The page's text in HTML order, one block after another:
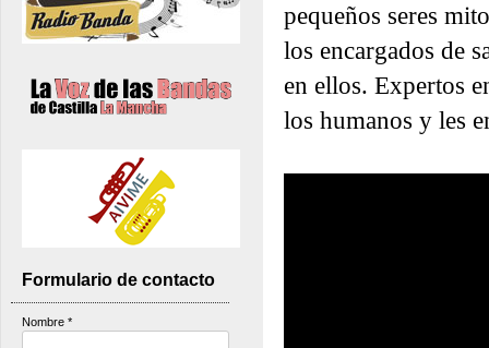
Formulario de contacto
Nombre *
pequeños seres
los encargados de
en ellos. Expertos
los humanos y les